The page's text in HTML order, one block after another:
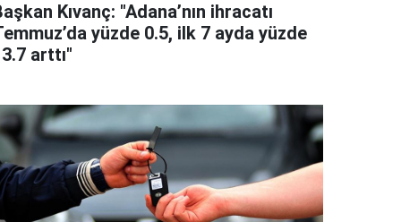
Kıvanç: "Adana’nın ihracatı
yüzde 0.5, ilk 7 ayda yüzde
arttı"